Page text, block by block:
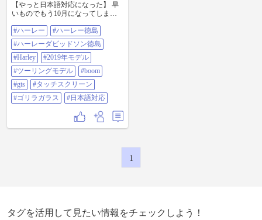
【やっと日本語対応になった】 早
いものでもう10月になってしまい
てるんでしょうね💦 今最高の季節
到来！ 今こそハーレーに乗らない
と損ですよ。 ちょうど2019年モデ
ルも入荷し始めました。 ツーリン
グモデルですが、排気量が1,745cc
だったのが、 一部1,868ccにアップ
しております！ そして、タッチス
クリーンも日本語対応になりまし
た！ タッチもスムーズでサクサク
です。 全面Gorillaガラスでスマー
トな外観ですし、 純正インターコ
ムを装着すれば、Apple Car Playが
ましょう！ happy harley👍 #ハーレ
ー #ハーレー徳島 #ハーレーダビッ
#ハーレー
#ハーレー徳島
#ハーレーダビッドソン徳島
#Harley
#2019年モデル
#ツーリングモデル
#boom
#gts
#タッチスクリーン
#ゴリラガラス
#日本語対応
1
タグを活用して見たい情報をチェックしよう！